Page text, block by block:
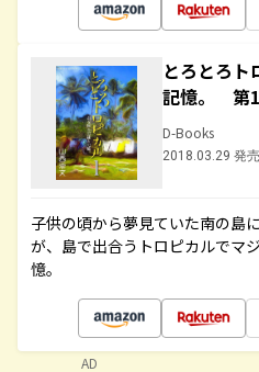
とろとろ
記憶。 第
D-Books
2018.03.29 発売
子供の頃から夢見ていた南の島
が、島で出合うトロピカルでマ
憶。
AD